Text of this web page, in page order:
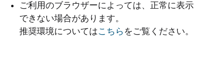
ご利用のブラウザーによっては、正常に表示
できない場合があります。
推奨環境についてはこちら をご覧ください。